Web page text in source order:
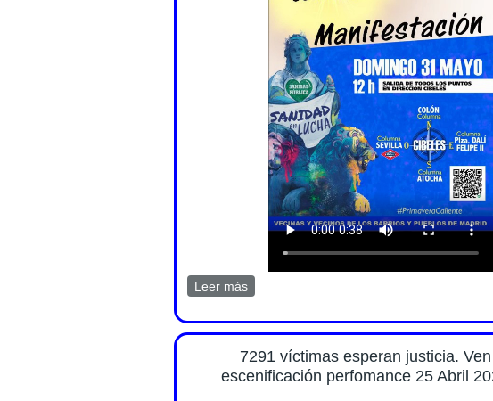
Leer más sobre Nos sumamos a la manifestación
7291 víctimas esperan justicia.
escenificación perfomance 25 Abril